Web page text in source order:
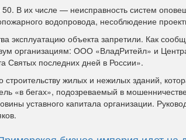
В их числе — неисправность систем
водопровода, несоблюдение
эксплуатацию объекта запретили. Как
организациям: ООО «ВладРитейл» и
Святых последних дней в России».
жилых и нежилых зданий,
«в бегах», подозреваемый в
уставного капитала организации.